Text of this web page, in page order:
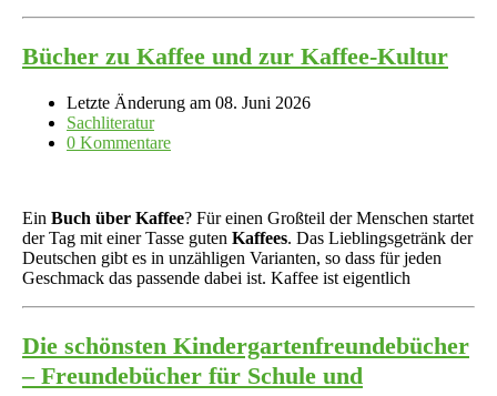
Bücher zu Kaffee und zur Kaffee-Kultur
Letzte Änderung am 08. Juni 2026
Sachliteratur
0 Kommentare
Ein Buch über Kaffee? Für einen Großteil der Menschen startet
der Tag mit einer Tasse guten Kaffees. Das Lieblingsgetränk der
Deutschen gibt es in unzähligen Varianten, so dass für jeden
Geschmack das passende dabei ist. Kaffee ist eigentlich
Die schönsten Kindergartenfreundebücher
– Freundebücher für Schule und